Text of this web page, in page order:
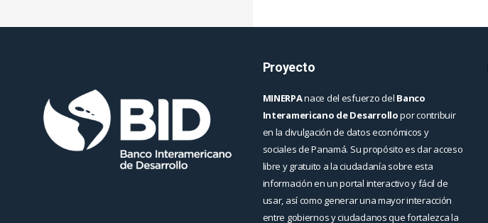
Proyecto
MINERPAnace del esfuerzo del Banco
Interamericano de Desarrollopor contribuir
en la divulgación de datos económicos y
sociales de Panamá. Su propósito es dar acceso
libre y gratuito a la ciudadanía sobre esta
información en un portal interactivo y fácil de
usar, así como generar una mayor interacción
entre gobiernos y ciudadanos que fortalezca la